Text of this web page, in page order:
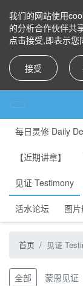
我们的网站使用
的分析合作伙伴共
点击接受,即表示您
接受
每日灵修 Daily
【近期讲章】
见证 Testimony
活水论坛 图
首页 见证
全部 蒙恩见证